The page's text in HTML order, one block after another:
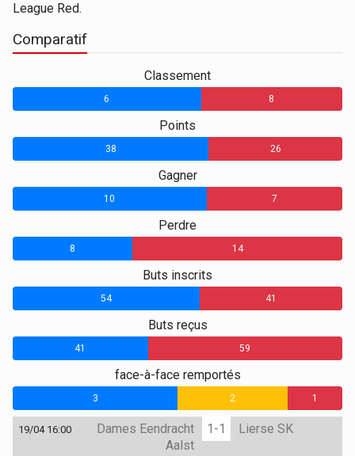
League Red.
Comparatif
Classement
6 8
Points
38 26
Gagner
10 7
Perdre
8 14
Buts inscrits
54 41
Buts reçus
41 59
face-à-face remportés
3 2 1
19/04 16:00
Dames Eendracht
Aalst
1-1 Lierse SK